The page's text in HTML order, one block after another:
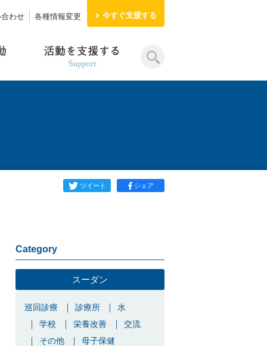
今すぐ支援する
わせ 各種情報変更
ツイート シェア
Category
スーダン
巡回診療 診療所
水
学校
栄養改善
交流
その他
母子保健